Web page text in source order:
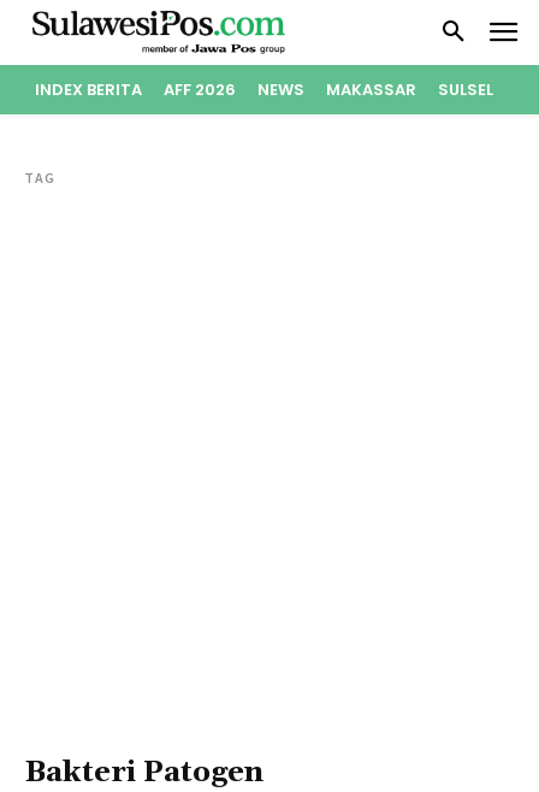
INDEX BERITA AFF 2026 NEWS MAKASSAR SULSEL
TAG
Bakteri Patogen